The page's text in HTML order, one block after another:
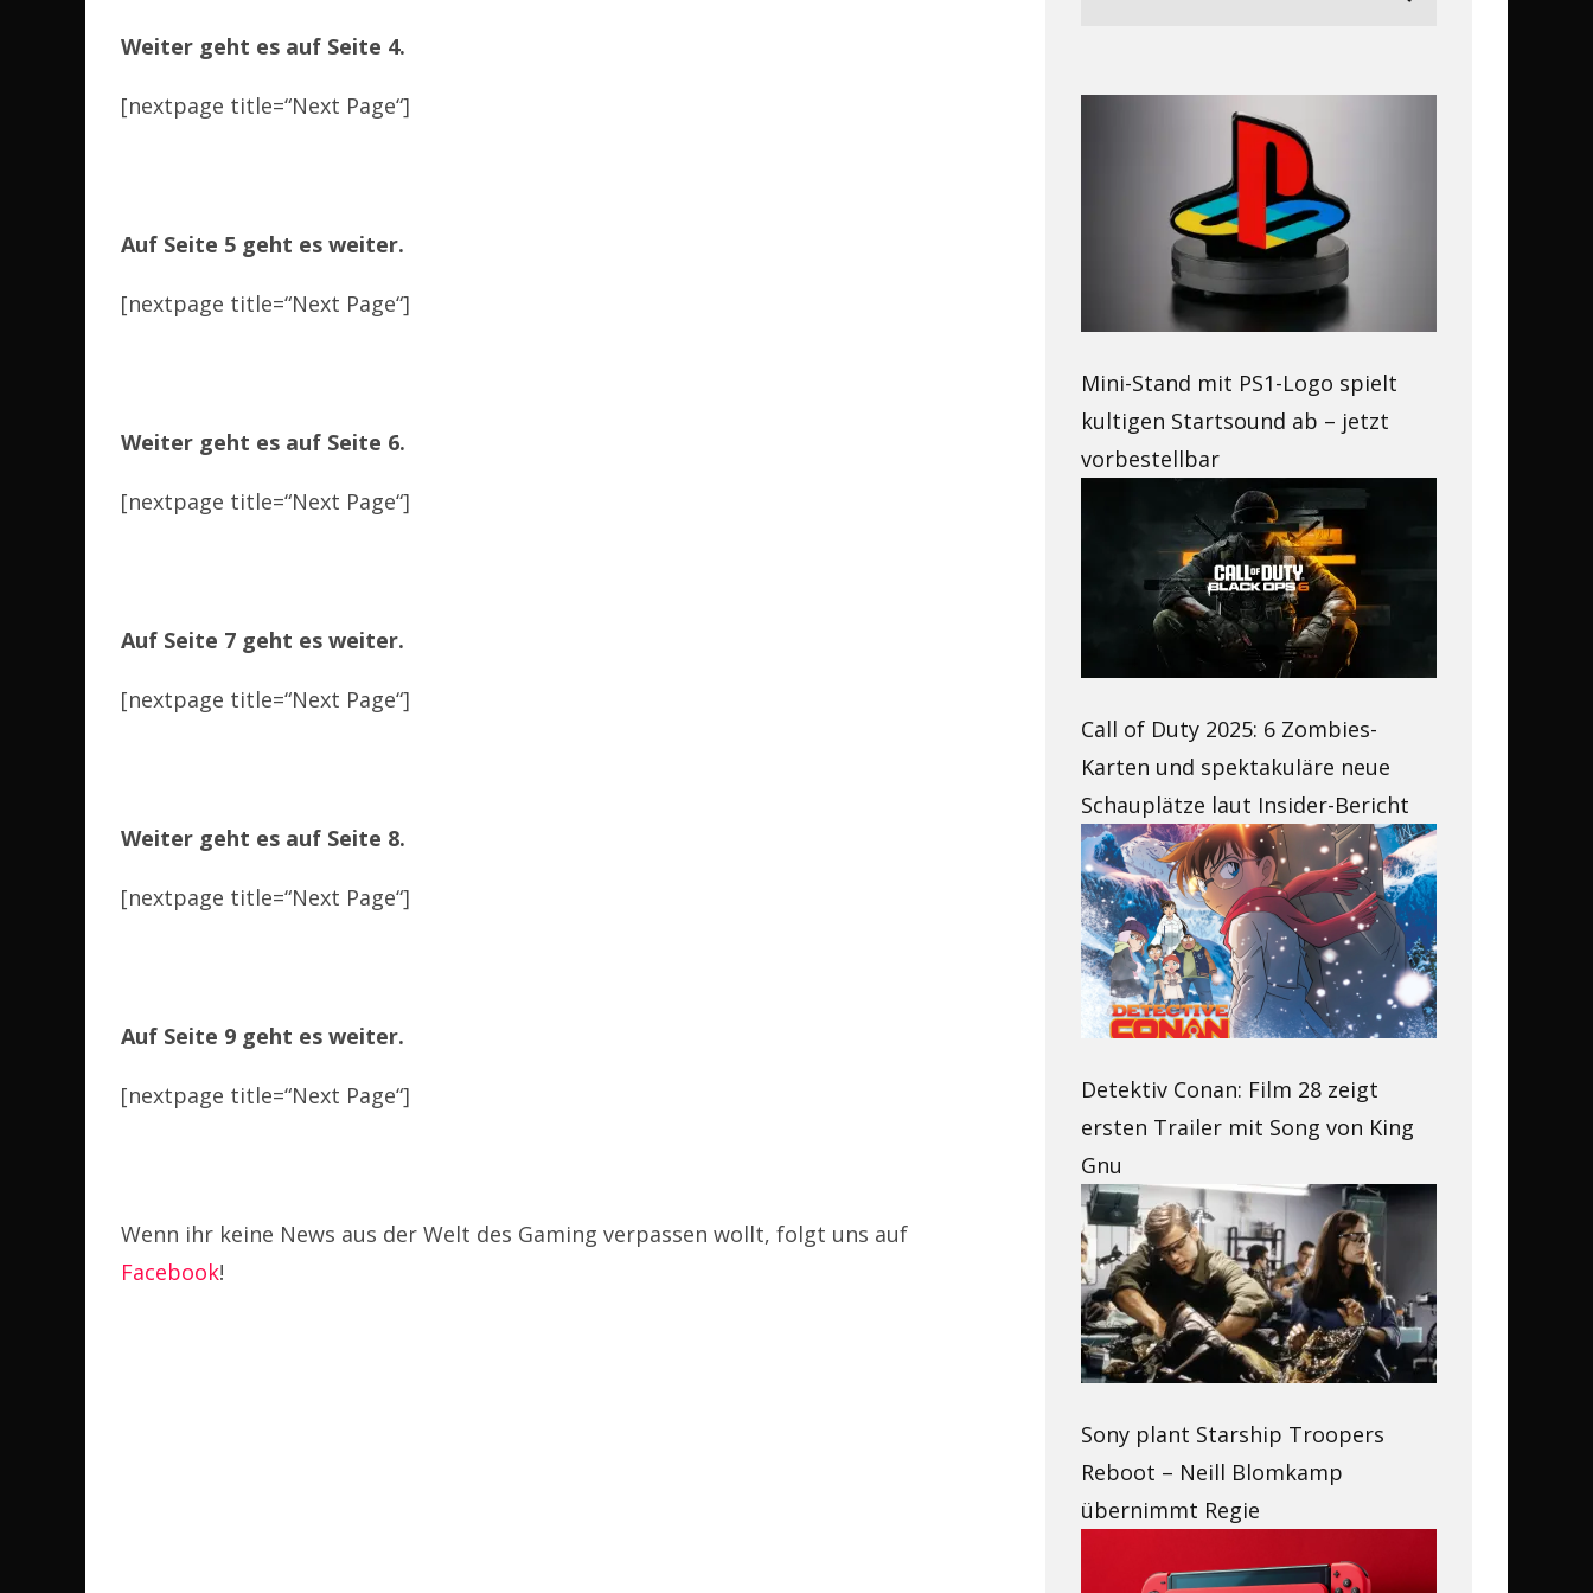
Weiter geht es auf Seite 4.
[nextpage title=“Next Page“]
Auf Seite 5 geht es weiter.
[nextpage title=“Next Page“]
Weiter geht es auf Seite 6.
[nextpage title=“Next Page“]
Auf Seite 7 geht es weiter.
[nextpage title=“Next Page“]
Weiter geht es auf Seite 8.
[nextpage title=“Next Page“]
Auf Seite 9 geht es weiter.
[nextpage title=“Next Page“]
Wenn ihr keine News aus der Welt des Gaming verpassen wollt, folgt uns auf
Facebook!
Mini-Stand mit PS1-Logo spielt
kultigen Startsound ab – jetzt
vorbestellbar
Call of Duty 2025: 6 Zombies-
Karten und spektakuläre neue
Schauplätze laut Insider-Bericht
Detektiv Conan: Film 28 zeigt
ersten Trailer mit Song von King
Gnu
Sony plant Starship Troopers
Reboot – Neill Blomkamp
übernimmt Regie